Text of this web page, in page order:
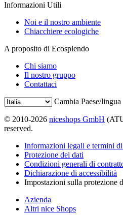
Informazioni Utili
Noi e il nostro ambiente
Chiacchiere ecologiche
A proposito di Ecosplendo
Chi siamo
Il nostro gruppo
Contattaci
Cambia Paese/lingua
© 2010-2026 niceshops GmbH
reserved.
Informazioni legali e termini
Protezione dei dati
Condizioni generali di
Dichiarazione di accessibilità
Impostazioni sulla protezione
Azienda
Altri nice Shops